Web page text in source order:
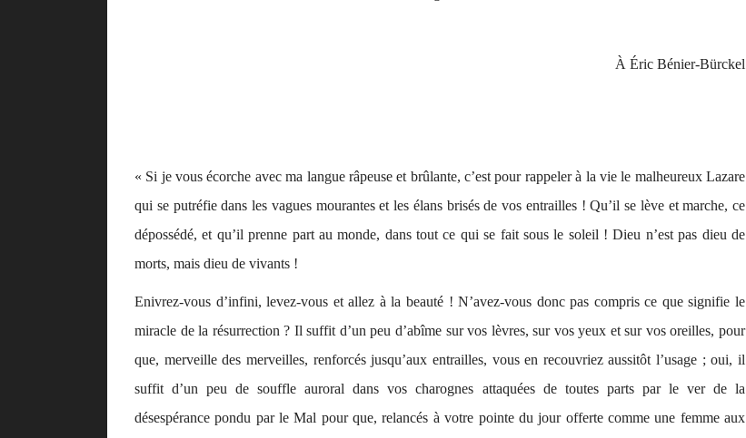
À Éric Bénier-Bürckel
« Si je vous écorche avec ma langue râpeuse et brûlante, c’est pour rappeler à la vie le malheureux Lazare
qui se putréfie dans les vagues mourantes et les élans brisés de vos entrailles ! Qu’il se lève et marche, ce
dépossédé, et qu’il prenne part au monde, dans tout ce qui se fait sous le soleil ! Dieu n’est pas dieu de
morts, mais dieu de vivants !
Enivrez-vous d’infini, levez-vous et allez à la beauté ! N’avez-vous donc pas compris ce que signifie le
miracle de la résurrection ? Il suffit d’un peu d’abîme sur vos lèvres, sur vos yeux et sur vos oreilles, pour
que, merveille des merveilles, renforcés jusqu’aux entrailles, vous en recouvriez aussitôt l’usage ; oui, il
suffit d’un peu de souffle auroral dans vos charognes attaquées de toutes parts par le ver de la
désespérance pondu par le Mal pour que, relancés à votre pointe du jour offerte comme une femme aux